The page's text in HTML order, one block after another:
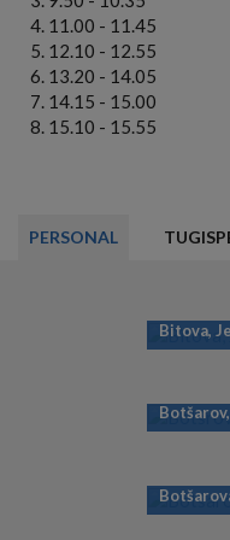
11.00 - 11.45
12.10 - 12.55
13.20 - 14.05
14.15 - 15.00
15.10 - 15.55
PERSONAL
Bitova,